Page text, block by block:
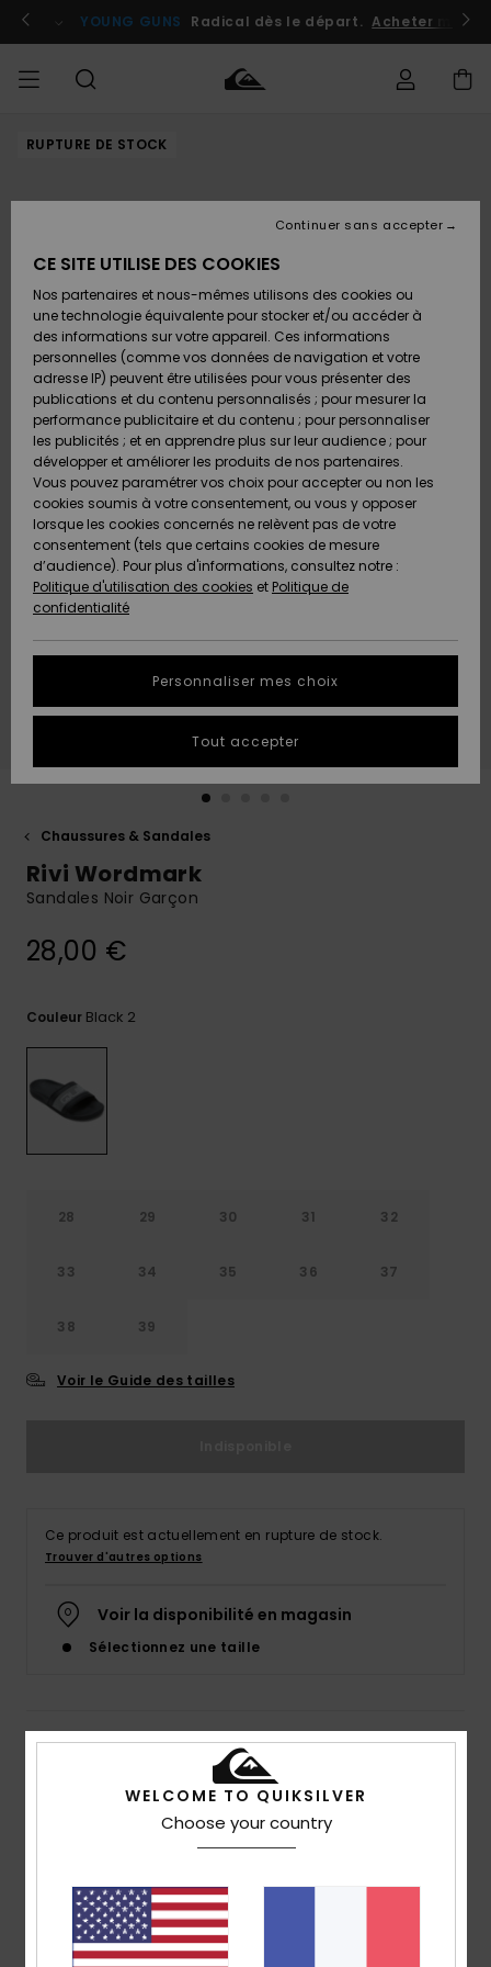
l'information
le
Se connecter / s'inscrire
YOUNG GUNS Radical dès le départ. Acheter
HOMME Vêtements
Chaussures
& Tongs
Surf
Snow
Nouveautés
A
Découvrir
Vêtements
Chaussures
& Tongs
Surf
Snow
Nouveautés
A
Découvrir
FEMME
Shop
A
Découvrir
Snow
SURF
Surf
Surf
Shop
Enfant
Highlights
Communauté
SNOW
Snow
Snow
Shop
Enfant
Snow
Shop
Femme
A
Découvrir
Communauté
OUTLET
Outlet
Enfant
Outlet
Femme
AIDE &
CONTACT
Accéder à
Retours
Paiement
Carte
Cadeau
Quiksilver
Freedom
Protection
des
tailles
conversation
obtenir la
plus rapide
à votre
question.
la FAQ
MAGASINS
QUIKSILVER
RUPTURE DE STOCK
Chaussures & Sandales
Rivi Wordmark
Sandales Noir Garçon
28,00 €
Couleur Black 2
28 29 30 31 32
33 34 35 36 37
38 39
Voir le Guide des tailles
Ce produit est actuellement en rupture de stock.
Trouver d'autres options
Voir la disponibilité en magasin
Sélectionnez une taille
Details & caractéristiques
Sandales Noir Garçon
AQBL100582 Code couleurkvj2
Caractéristiques
Matière :Matière supérieure synthétique
Semelle intérieure :semelle intérieure anatomique
WELCOME TO QUIKSILVER
Choose your country
CE SITE UTILISE DES COOKIES
Nos partenaires et nous-mêmes utilisons des cookies ou
une technologie équivalente pour stocker et/ou accéder à
des informations sur votre appareil. Ces informations
personnelles (comme vos données de navigation et votre
adresse IP) peuvent être utilisées pour vous présenter des
publications et du contenu personnalisés ; pour mesurer la
performance publicitaire et du contenu ; pour personnaliser
les publicités ; et en apprendre plus sur leur audience ; pour
développer et améliorer les produits de nos partenaires.
Vous pouvez paramétrer vos choix pour accepter ou non les
cookies soumis à votre consentement, ou vous y opposer
lorsque les cookies concernés ne relèvent pas de votre
consentement (tels que certains cookies de mesure
d’audience). Pour plus d'informations, consultez notre :
Politique d'utilisation des cookies et Politique de
confidentialité
Personnaliser mes choix
Continuer sans accepter
Tout accepter